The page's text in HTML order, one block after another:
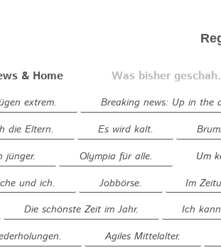
& Home Was bisher geschah.
extrem. Breaking news: Up in the
die Eltern.
Es wird kalt.
jünger.
Olympia für alle. Um
und ich.
Jobbörse. Im
Die schönste Zeit im Jahr. Ich
Agiles Mittelalter.